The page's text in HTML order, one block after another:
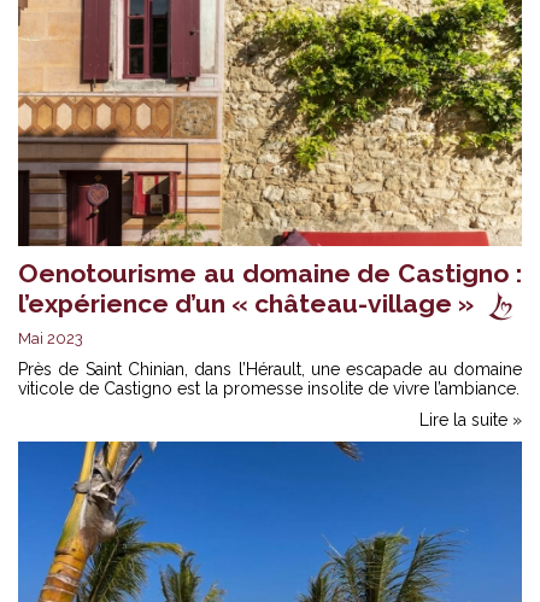
Oenotourisme au domaine de Castigno :
l’expérience d’un « château-village »
Mai 2023
Près de Saint Chinian, dans l’Hérault, une escapade au domaine
viticole de Castigno est la promesse insolite de vivre l’ambiance.
Lire la suite »